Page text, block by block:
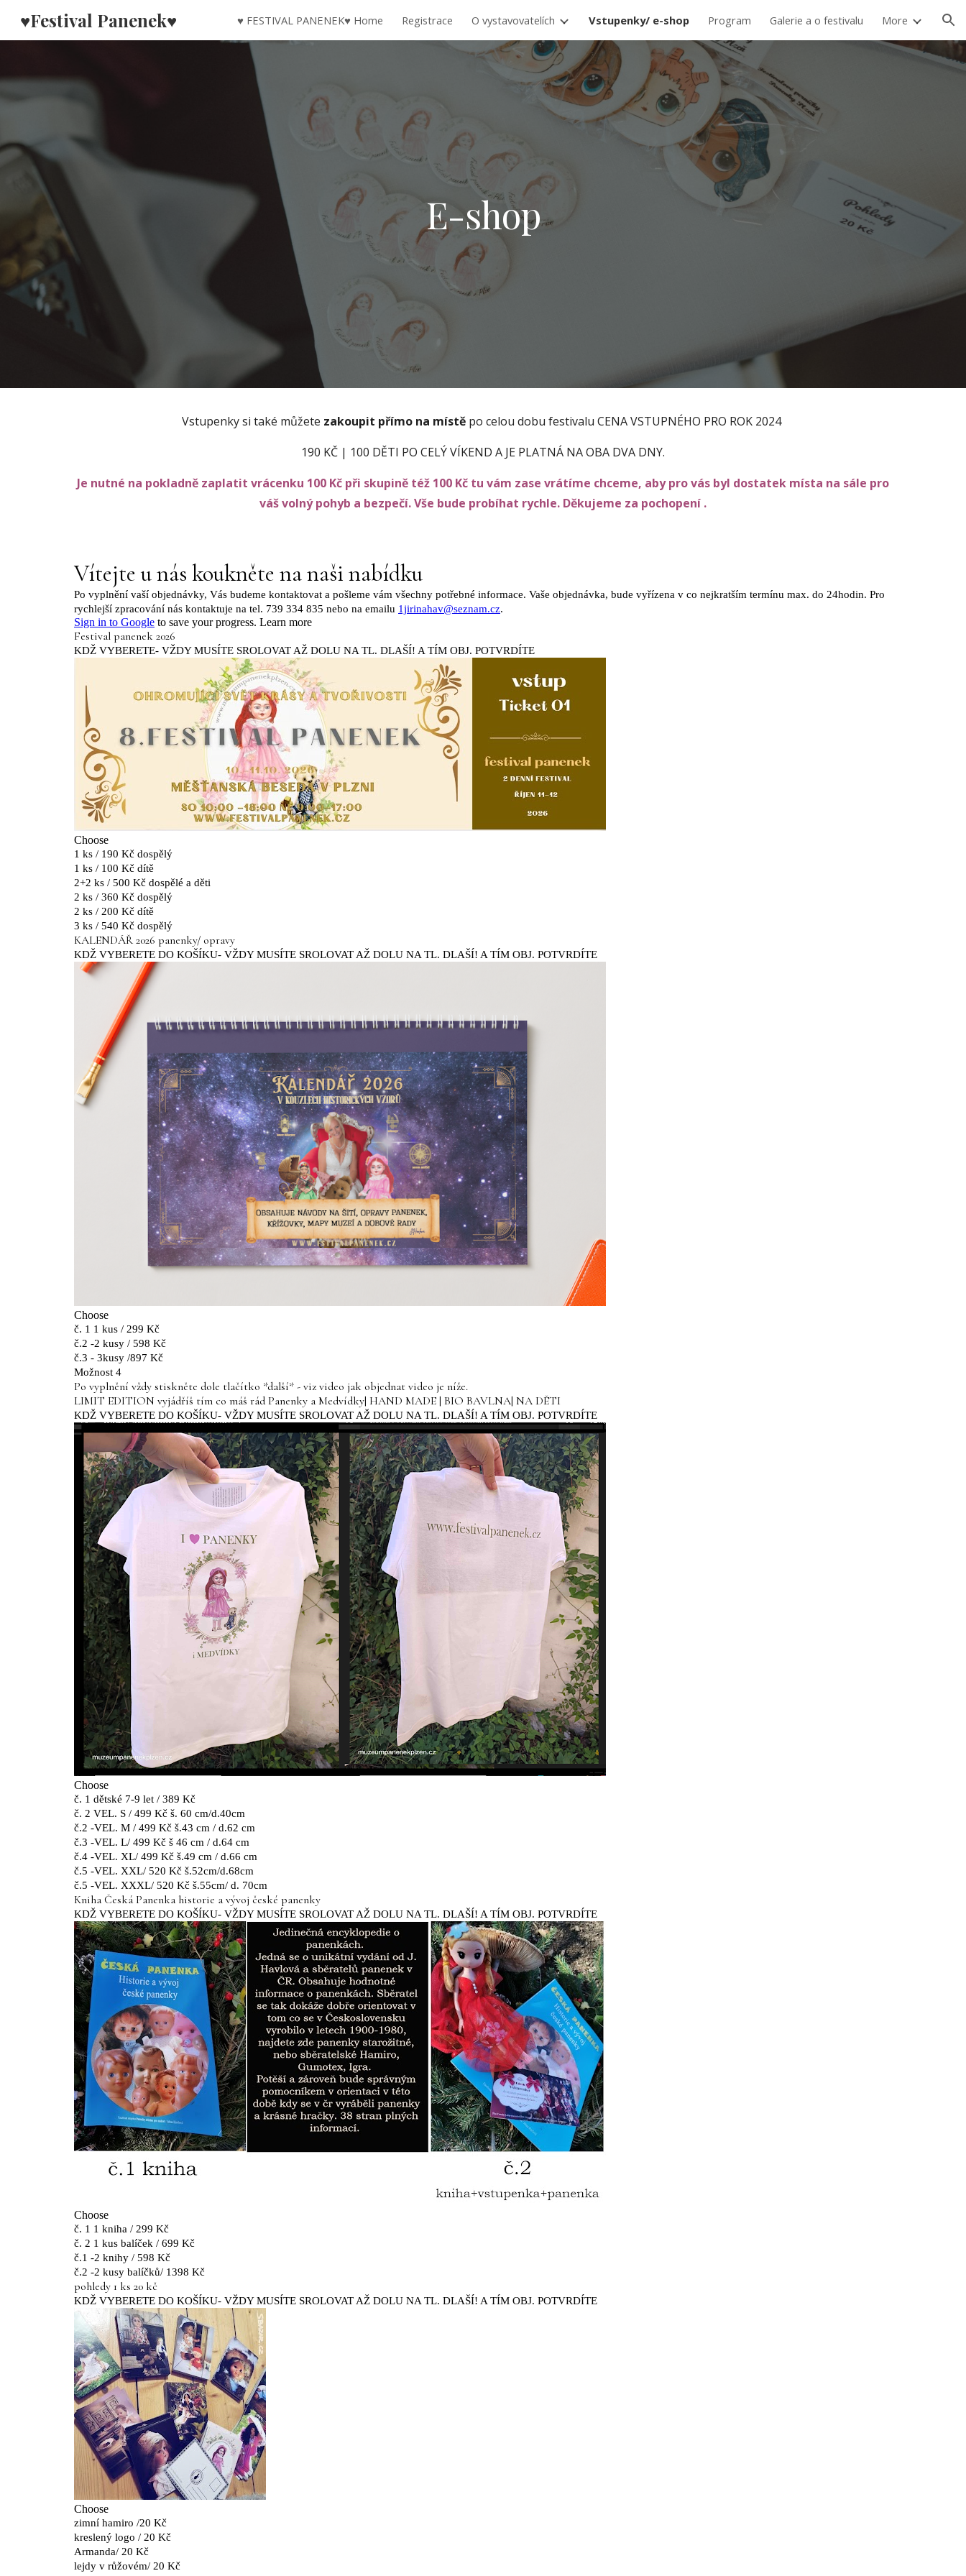
Skip to main content Skip to navigation
♥Festival Panenek♥ ♥ FESTIVAL PANENEK♥ Home Registrace O vystavovatelích Vstupenky/ e-shop Program Galerie a o festivalu More
E-shop
Vstupenky si také můžete zakoupit přímo na místě po celou dobu festivalu CENA VSTUPNÉHO PRO ROK 2024
190 KČ | 100 DĚTI PO CELÝ VÍKEND A JE PLATNÁ NA OBA DVA DNY.
Je nutné na pokladně zaplatit vrácenku 100 Kč při skupině též 100 Kč tu vám zase vrátíme chceme, aby pro vás byl dostatek místa na sále pro
váš volný pohyb a bezpečí. Vše bude probíhat rychle. Děkujeme za pochopení .